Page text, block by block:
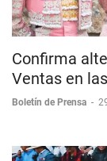
Confirma
Ventas en
Boletín de Prensa -